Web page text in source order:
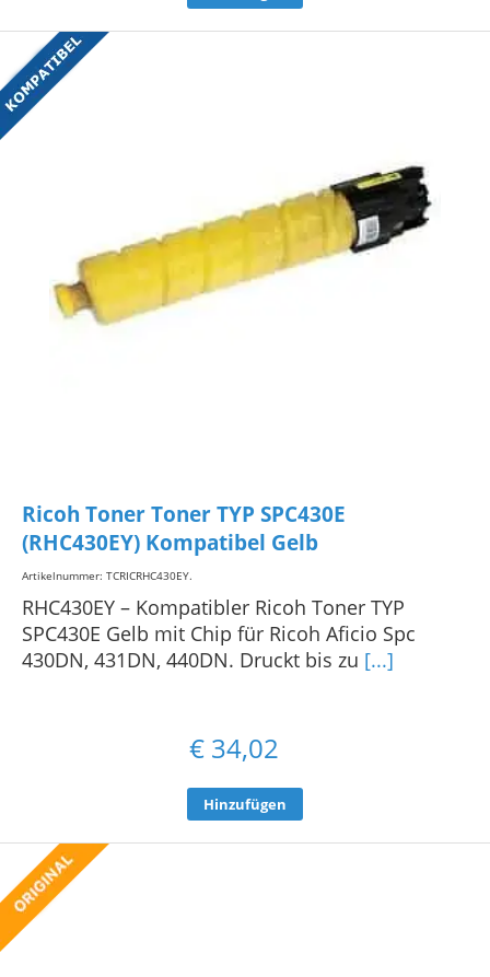
Ricoh Toner Toner TYP SPC430E
(RHC430EY) Kompatibel Gelb
Artikelnummer: TCRICRHC430EY.
RHC430EY – Kompatibler Ricoh Toner TYP
SPC430E Gelb mit Chip für Ricoh Aficio Spc
430DN, 431DN, 440DN. Druckt bis zu [...]
€ 34,02
Hinzufügen